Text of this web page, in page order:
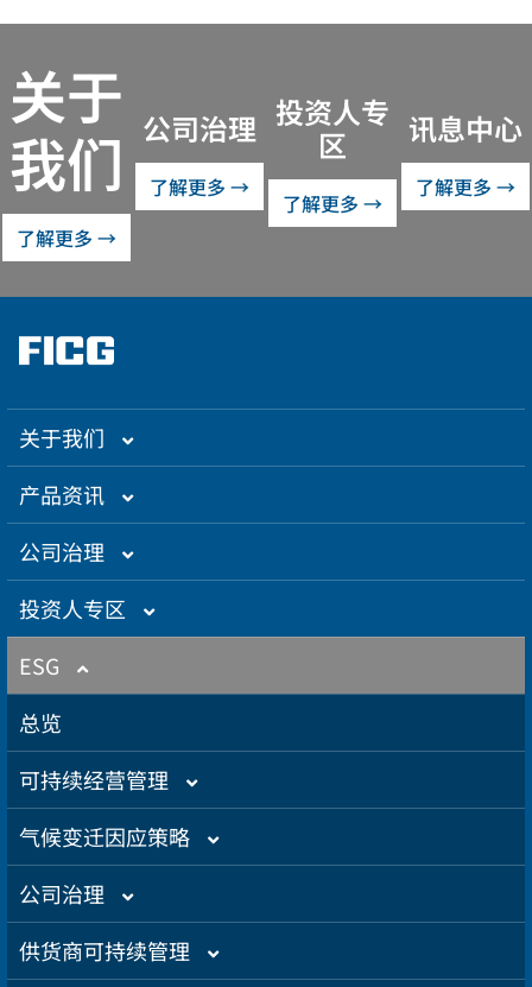
关于
我们
了解更多 →
公司治理
了解更多 →
投资人专
区
了解更多 →
讯息中心
了解更多 →
关于我们
集团介绍
企业大世纪
创办人理念
关系企业
得奖肯定
产品资讯
光通信
精密电子
卫星应用
航海电子
智慧城市
公司治理
组织架构／经营团队
董监事名单
功能性委员会
内部稽核
公司规章
公司治理章程
设置公司治理主管
投资人专区
营运概况
营运目标
投资人服务
股东专栏
财务资讯
财务月报
股务资讯
ESG
总览
可持续经营管理
总览
可持续管理组织架构
政策与宣言
气候变迁因应策略
总览
温室气体与能源管理
公司治理
总览
供货商可持续管理